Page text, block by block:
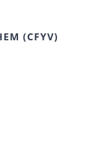
(CFYV)